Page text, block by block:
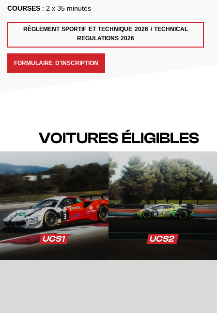
COURSES : 2 x 35 minutes
RÈGLEMENT SPORTIF ET TECHNIQUE 2026 / TECHNICAL
REGULATIONS 2026
FORMULAIRE D'INSCRIPTION
VOITURES ÉLIGIBLES
UCS1 UCS2